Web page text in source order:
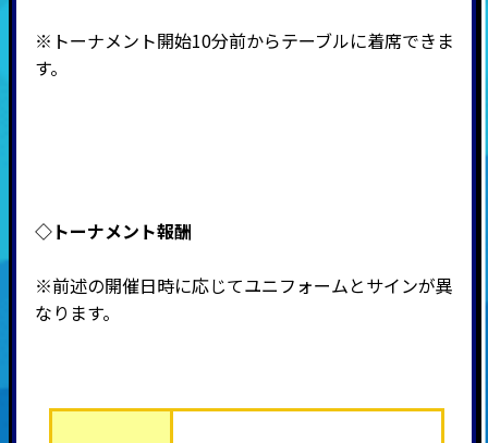
※トーナメント開始10分前からテーブルに着席できま
す。
◇トーナメント報酬
※前述の開催日時に応じてユニフォームとサインが異
なります。